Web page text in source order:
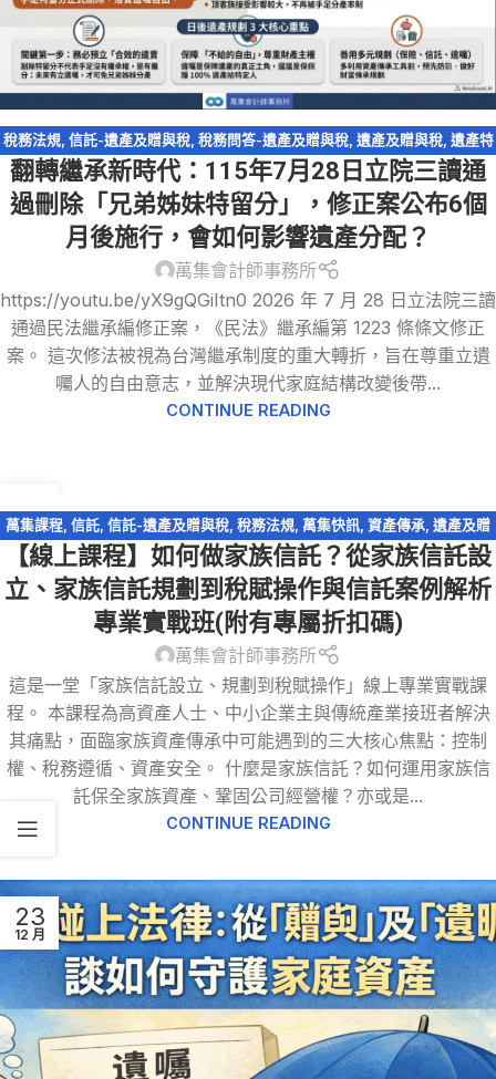
稅務法規, 信託-遺產及贈與稅, 稅務問答-遺產及贈與稅, 遺產及贈與稅, 遺產特
留分
翻轉繼承新時代：115年7月28日立院三讀通
過刪除「兄弟姊妹特留分」，修正案公布6個
月後施行，會如何影響遺產分配？
萬集會計師事務所
https://youtu.be/yX9gQGiItn0 2026 年 7 月 28 日立法院三讀
通過民法繼承編修正案，《民法》繼承編第 1223 條條文修正
案。 這次修法被視為台灣繼承制度的重大轉折，旨在尊重立遺
囑人的自由意志，並解決現代家庭結構改變後帶...
CONTINUE READING
1 月
萬集課程 信託 信託-遺產及贈與稅 稅務法規 萬集快訊 資產傳承 遺產及贈
與稅
【線上課程】如何做家族信託？從家族信託設
立、家族信託規劃到稅賦操作與信託案例解析
專業實戰班(附有專屬折扣碼)
萬集會計師事務所
這是一堂「家族信託設立、規劃到稅賦操作」線上專業實戰課
程。 本課程為高資產人士、中小企業主與傳統產業接班者解決
其痛點，面臨家族資產傳承中可能遇到的三大核心焦點：控制
權、稅務遵循、資產安全。 什麼是家族信託？如何運用家族信
託保全家族資產、鞏固公司經營權？亦或是...
CONTINUE READING
23
12 月